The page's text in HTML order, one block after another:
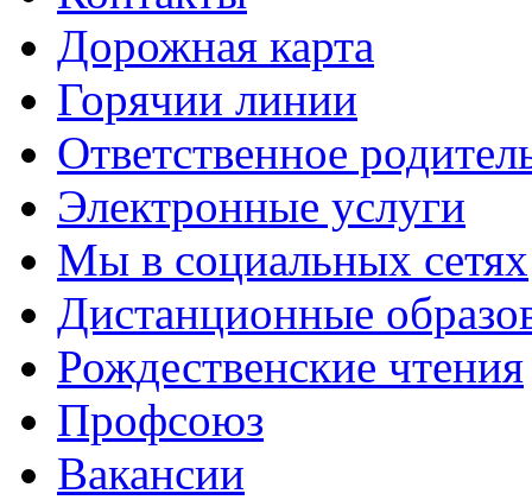
Дорожная карта
Горячии линии
Ответственное
Электронные услуги
Мы в социальных сетях
Дистанционные
Рождественские чтения
Профсоюз
Вакансии